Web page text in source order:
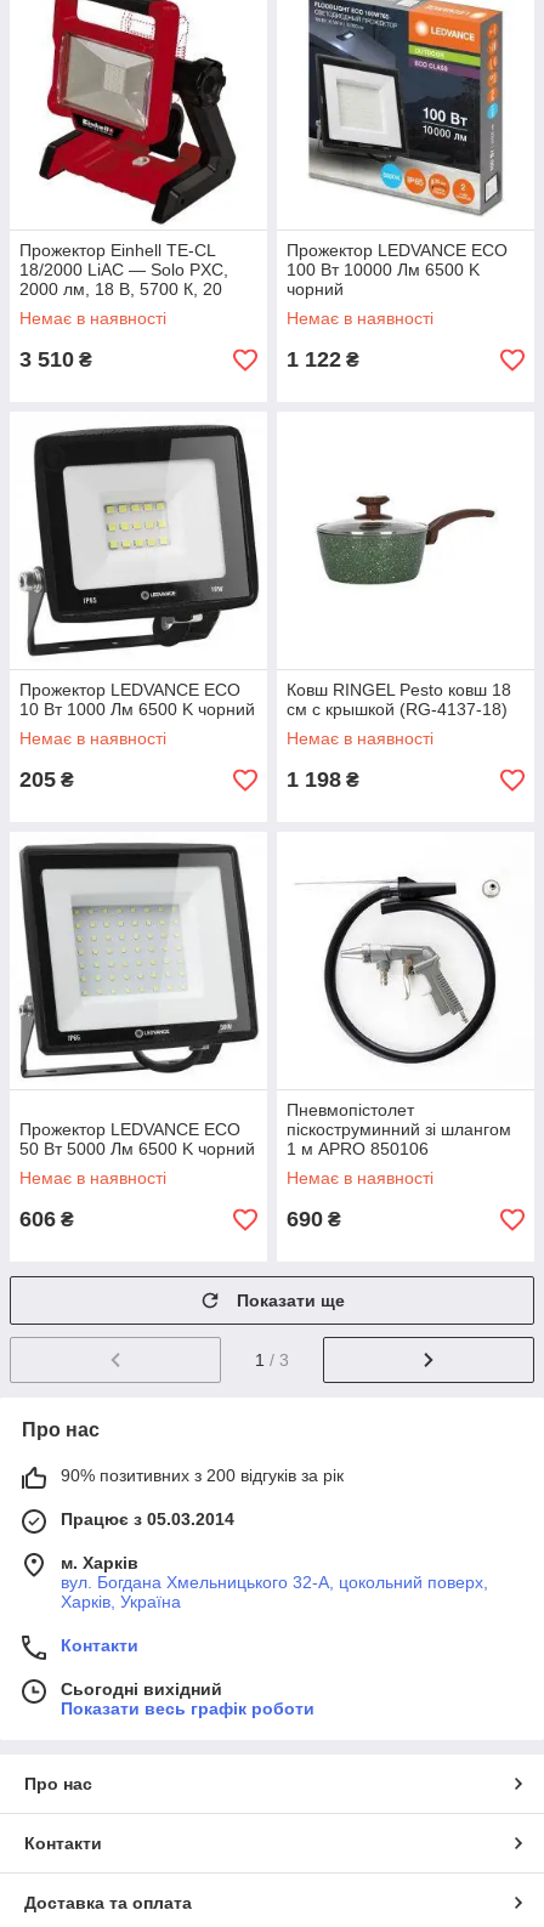
Прожектор Einhell TE-CL
18/2000 LiAC — Solo PXC,
2000 лм, 18 В, 5700 К, 20
LED, 18/220 В, 1.23 кг без
АКБ і ЗП
Немає в наявності
3 510 ₴
Прожектор LEDVANCE ECO
100 Вт 10000 Лм 6500 K
чорний
Немає в наявності
1 122 ₴
Прожектор LEDVANCE ECO
10 Вт 1000 Лм 6500 K чорний
Немає в наявності
205 ₴
Ковш RINGEL Pesto ковш 18
см с крышкой (RG-4137-18)
Немає в наявності
1 198 ₴
Прожектор LEDVANCE ECO
50 Вт 5000 Лм 6500 K чорний
Немає в наявності
606 ₴
Пневмопістолет
піскоструминний зі шлангом
1 м APRO 850106
Немає в наявності
690 ₴
Показати ще
1 / 3
Про нас
90% позитивних з 200 відгуків за рік
Працює з 05.03.2014
м. Харків
вул. Богдана Хмельницького 32-А, цокольний поверх,
Харків, Україна
Контакти
Сьогодні вихідний
Показати весь графік роботи
Про нас
Контакти
Доставка та оплата